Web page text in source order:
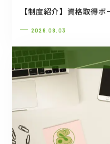
【制度紹介】資格取得
2026.08.03